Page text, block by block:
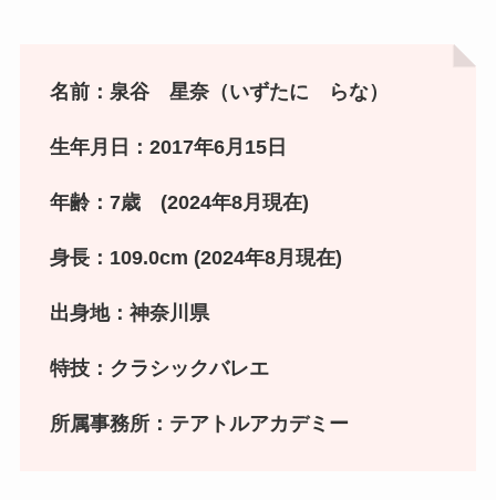
名前：泉谷 星奈（いずたに らな）
生年月日：2017年6月15日
年齢：7歳 (2024年8月現在)
身長：109.0cm (2024年8月現在)
出身地：神奈川県
特技：クラシックバレエ
所属事務所：テアトルアカデミー